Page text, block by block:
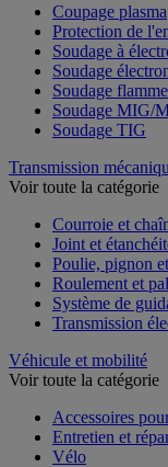
Coupage plasma
Protection de
Soudage à
Soudage
Soudage flamme
Soudage MIG/
Soudage TIG
Transmission
Voir toute la catégorie
Courroie et
Joint et
Poulie, pignon
Roulement et
Système de
Transmission
Véhicule et mobilité
Voir toute la catégorie
Accessoires
Entretien et
Vélo